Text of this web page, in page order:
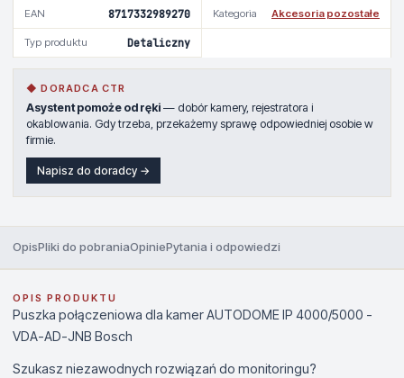
EAN 8717332989270 Kategoria Akcesoria pozostałe
Typ produktu Detaliczny
◆ DORADCA CTR
Asystent pomoże od ręki — dobór kamery, rejestratora i
okablowania. Gdy trzeba, przekażemy sprawę odpowiedniej osobie w
firmie.
Napisz do doradcy →
OpisPliki do pobraniaOpiniePytania i odpowiedzi
OPIS PRODUKTU
Puszka połączeniowa dla kamer AUTODOME IP 4000/5000 -
VDA-AD-JNB Bosch
Szukasz niezawodnych rozwiązań do monitoringu?